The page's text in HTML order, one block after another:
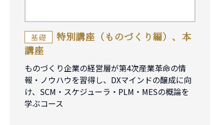
基礎
特別講座（ものづくり編）、本
講座
ものづくり企業の経営層が第4次産業革命の情
報・ノウハウを習得し、DXマインドの醸成に向
け、SCM・スケジューラ・PLM・MESの概論を
学ぶコース